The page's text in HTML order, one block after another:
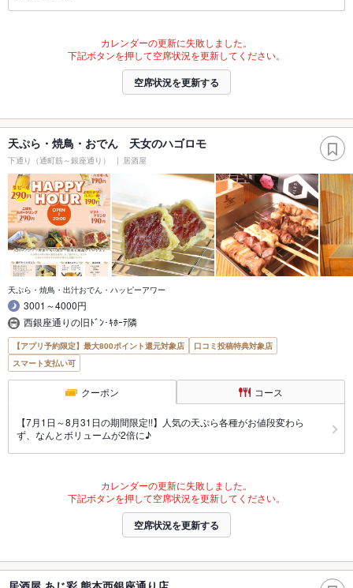
カレンダーの更新に失敗しました。
下記ボタンを押して空席状況を更新してください。
空席状況を更新する
天ぷら・焼鳥・おでん 天女のハゴロモ
下通り（通町筋～銀座通り） 居酒屋
天ぷら・焼鳥・出汁おでん・ハッピーアワー
3001～4000円
西銀座通りの旧ﾄﾞﾝ･ｷﾎｰﾃ隣
【アプリ予約限定】最大800ポイント還元対象店
口コミ投稿特典対象店
スマート支払い可
クーポン コース
【7月1日～8月31日の期間限定!!】人気の天ぷら各種がお値段変わら
ず、なんとボリュームが2倍に♪
カレンダーの更新に失敗しました。
下記ボタンを押して空席状況を更新してください。
空席状況を更新する